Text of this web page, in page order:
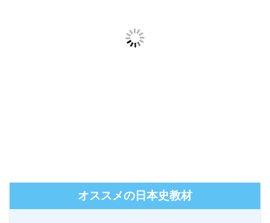
オススメの日本史教材